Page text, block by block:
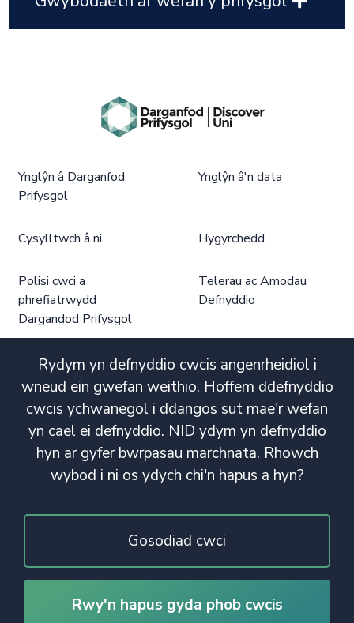
Rydym yn defnyddio cwcis angenrheidiol i
wneud ein gwefan weithio. Hoffem ddefnyddio
cwcis ychwanegol i ddangos sut mae'r wefan
yn cael ei defnyddio. NID ydym yn defnyddio
hyn ar gyfer bwrpasau marchnata. Rhowch
wybod i ni os ydych chi'n hapus a hyn?
Gosodiad cwci
Rwy'n hapus gyda phob cwcis
Ynglŷn â Darganfod
Prifysgol
Ynglŷn â'n data
Cysylltwch â ni Hygyrchedd
Polisi cwci a
phrefiatrwydd
Dargandod Prifysgol
Telerau ac Amodau
Defnyddio
© Hawlfraint 2020. Cedwir Pob Hawl